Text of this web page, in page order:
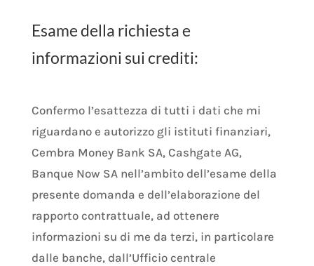
Esame della richiesta e
informazioni sui crediti:
Confermo l’esattezza di tutti i dati che mi
riguardano e autorizzo gli istituti finanziari,
Cembra Money Bank SA, Cashgate AG,
Banque Now SA nell’ambito dell’esame della
presente domanda e dell’elaborazione del
rapporto contrattuale, ad ottenere
informazioni su di me da terzi, in particolare
dalle banche, dall’Ufficio centrale